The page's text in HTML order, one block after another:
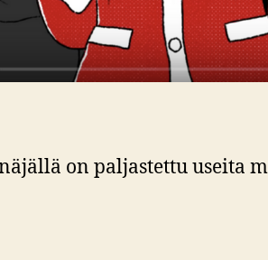
on paljastettu useita